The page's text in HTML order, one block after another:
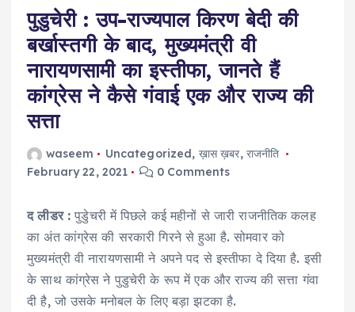
पुडुचेरी : उप-राज्यपाल किरण बेदी की
बर्खास्तगी के बाद, मुख्यमंत्री वी
नारायणसामी का इस्तीफा, जानते हैं
कांग्रेस ने कैसे गंवाई एक और राज्य की
सत्ता
waseem Uncategorized, ख़ास ख़बर, राजनीति
February 22, 2021
0 Comments
द लीडर : पुडुेचरी में पिछले कई महीनों से जारी राजनीतिक कलह
का अंत कांग्रेस की सरकारी गिरने से हुआ है. सोमवार को
मुख्यमंत्री वी नारायणसामी ने अपने पद से इस्तीफा दे दिया है. इसी
के साथ कांग्रेस ने पुडुचेरी के रूप में एक और राज्य की सत्ता गंवा
दी है, जो उसके मनोबल के लिए बड़ा झटका है.